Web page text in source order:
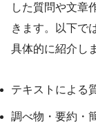
した質問や文章
きます。以下で
具体的に紹介し
テキストによる
調べ物・要約・